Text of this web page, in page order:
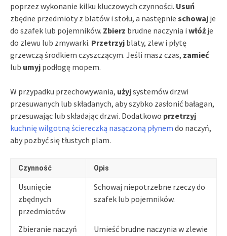
poprzez wykonanie kilku kluczowych czynności. Usuń
zbędne przedmioty z blatów i stołu, a następnie schowaj je
do szafek lub pojemników. Zbierz brudne naczynia i włóż je
do zlewu lub zmywarki. Przetrzyj blaty, zlew i płytę
grzewczą środkiem czyszczącym. Jeśli masz czas, zamieć
lub umyj podłogę mopem.
W przypadku przechowywania, użyjsystemów drzwi
przesuwanych lub składanych, aby szybko zasłonić bałagan,
przesuwając lub składając drzwi. Dodatkowo przetrzyj
kuchnię wilgotną ściereczką nasączoną płynem do naczyń,
aby pozbyć się tłustych plam.
Czynność Opis
Usunięcie
zbędnych
przedmiotów
Schowaj niepotrzebne rzeczy do
szafek lub pojemników.
Zbieranie naczyń
Umieść brudne naczynia w zlewie